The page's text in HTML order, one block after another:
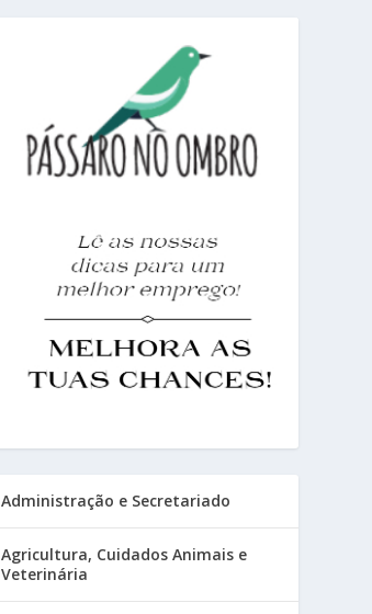
Administração e Secretariado
Agricultura, Cuidados Animais e
Veterinária